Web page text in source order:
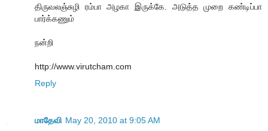
திருவலஞ்சுழி ரம்பா அழகா இருக்கே. அடுத்த முறை கண்டிப்பா
பார்க்கணும்
நன்றி
http://www.virutcham.com
Reply
மாதேவி May 20, 2010 at 9:05 AM